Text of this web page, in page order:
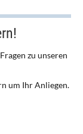
zu unseren
um Ihr Anliegen.